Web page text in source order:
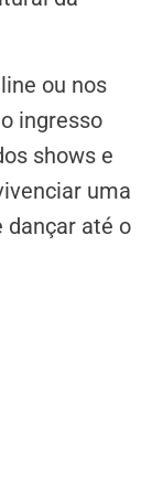
ou nos
ingresso
shows e
uma
dançar até o